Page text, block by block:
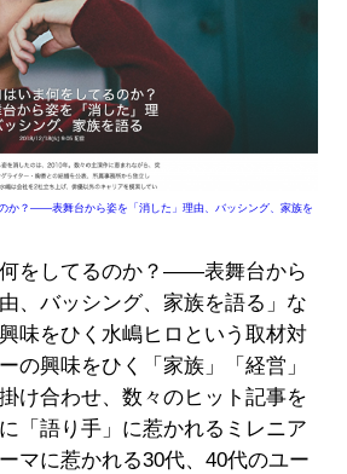
か？――表舞台から姿を「消した」理由、バッシング、家族を
何をしてるのか？――表舞台から
、バッシング、家族を語る」な
味をひく水嶋ヒロという取材対
の興味をひく「家族」「経営」
け合わせ、数々のヒット記事を
「語り手」に惹かれるミレニア
マに惹かれる30代、40代のユー